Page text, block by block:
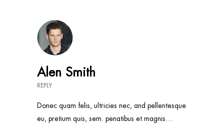
Alen Smith
REPLY
Donec quam felis, ultricies nec, and pellentesque
eu, pretium quis, sem. penatibus et magnis…